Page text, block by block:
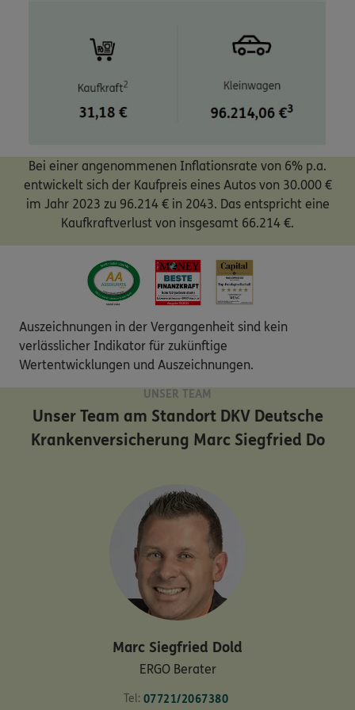
Bei einer angenommenen Inflationsrate von 6% p.a.
entwickelt sich der Kaufpreis eines Autos von 30.000 €
im Jahr 2023 zu 96.214 € in 2043. Das entspricht eine
Kaufkraftverlust von insgesamt 66.214 €.
Auszeichnungen in der Vergangenheit sind kein
verlässlicher Indikator für zukünftige
Wertentwicklungen und Auszeichnungen.
UNSER TEAM
Unser Team am StandortDKV Deutsche
Krankenversicherung Marc Siegfried Do
Marc Siegfried Dold
ERGO Berater
Tel: 07721/2067380